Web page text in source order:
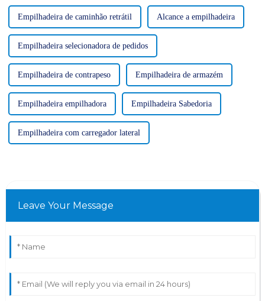
Empilhadeira de caminhão retrátil Alcance a empilhadeira
Empilhadeira selecionadora de pedidos
Empilhadeira de contrapeso Empilhadeira de armazém
Empilhadeira empilhadora Empilhadeira Sabedoria
Empilhadeira com carregador lateral
Leave Your Message